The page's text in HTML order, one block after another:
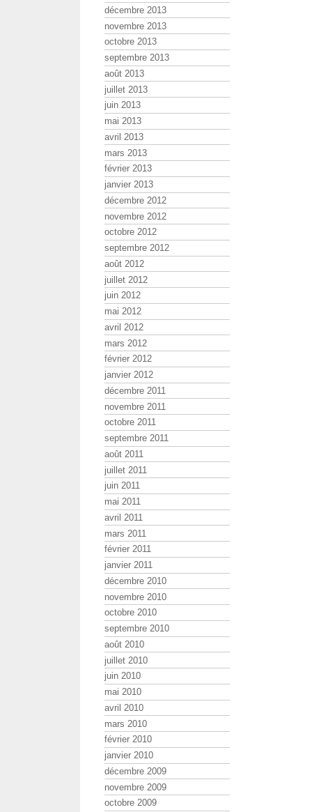
décembre 2013
novembre 2013
octobre 2013
septembre 2013
août 2013
juillet 2013
juin 2013
mai 2013
avril 2013
mars 2013
février 2013
janvier 2013
décembre 2012
novembre 2012
octobre 2012
septembre 2012
août 2012
juillet 2012
juin 2012
mai 2012
avril 2012
mars 2012
février 2012
janvier 2012
décembre 2011
novembre 2011
octobre 2011
septembre 2011
août 2011
juillet 2011
juin 2011
mai 2011
avril 2011
mars 2011
février 2011
janvier 2011
décembre 2010
novembre 2010
octobre 2010
septembre 2010
août 2010
juillet 2010
juin 2010
mai 2010
avril 2010
mars 2010
février 2010
janvier 2010
décembre 2009
novembre 2009
octobre 2009